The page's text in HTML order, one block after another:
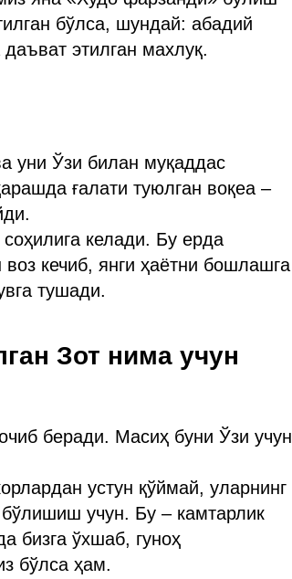
бўлса, шундай: абадий
этилган махлуқ.
уни Ўзи билан муқаддас
ғалати туюлган воқеа –
келади. Бу ерда
кечиб, янги ҳаётни бошлашга
тушади.
Зот нима учун
беради. Масиҳ буни Ўзи учун
устун қўймай, уларнинг
бўлишиш учун. Бу – камтарлик
бизга ўхшаб, гуноҳ
бўлса ҳам.